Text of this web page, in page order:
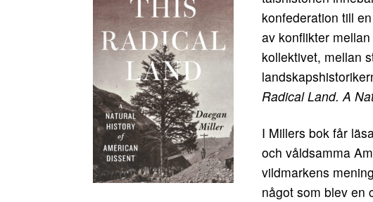
konfederation till
av konflikter
kollektivet, mellan
Radical Land. A
I Millers bok får
och våldsamma
vildmarkens
något som blev en